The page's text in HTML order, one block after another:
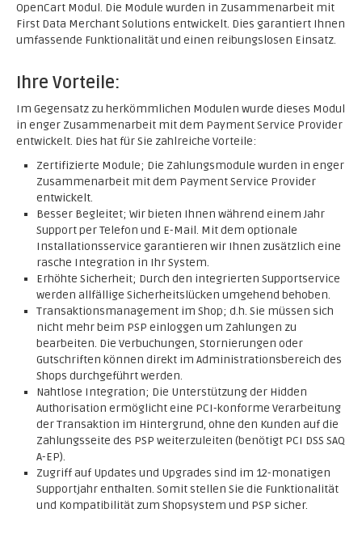
OpenCart Modul. Die Module wurden in Zusammenarbeit mit
First Data Merchant Solutions entwickelt. Dies garantiert Ihnen
umfassende Funktionalität und einen reibungslosen Einsatz.
Ihre Vorteile:
Im Gegensatz zu herkömmlichen Modulen wurde dieses Modul
in enger Zusammenarbeit mit dem Payment Service Provider
entwickelt. Dies hat für Sie zahlreiche Vorteile:
Zertifizierte Module; Die Zahlungsmodule wurden in enger
Zusammenarbeit mit dem Payment Service Provider
entwickelt.
Besser Begleitet; Wir bieten Ihnen während einem Jahr
Support per Telefon und E-Mail. Mit dem optionale
Installationsservice garantieren wir Ihnen zusätzlich eine
rasche Integration in Ihr System.
Erhöhte Sicherheit; Durch den integrierten Supportservice
werden allfällige Sicherheitslücken umgehend behoben.
Transaktionsmanagement im Shop; d.h. Sie müssen sich
nicht mehr beim PSP einloggen um Zahlungen zu
bearbeiten. Die Verbuchungen, Stornierungen oder
Gutschriften können direkt im Administrationsbereich des
Shops durchgeführt werden.
Nahtlose Integration; Die Unterstützung der Hidden
Authorisation ermöglicht eine PCI-konforme Verarbeitung
der Transaktion im Hintergrund, ohne den Kunden auf die
Zahlungsseite des PSP weiterzuleiten (benötigt PCI DSS SAQ
A-EP).
Zugriff auf Updates und Upgrades sind im 12-monatigen
Supportjahr enthalten. Somit stellen Sie die Funktionalität
und Kompatibilität zum Shopsystem und PSP sicher.